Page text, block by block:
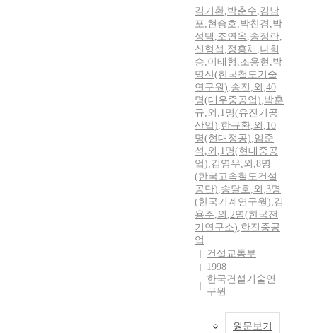
김기환,박춘수,김남
포,현승호,박찬경 ,박
성택 ,조연옥,송정란,
신형섭 ,정흥채 ,나희
승,이태형 ,조용현 ,박
명신(한국철도기술
연구원),송진 ,외 ,40
명(대우중공업),박훈
규,외 ,1명(유진기공
산업),한규환,외 ,10
명(현대정공),임준
석 ,외 ,1명(현대중공
업),김영우,외 ,8명
(한국고속철도건설
공단),송달호,외 ,3명
(한국기계연구원),김
용주,외 ,2명(한국전
기연구소),한진중공
업
건설교통부
1998
한국건설기술연
구원
원문보기